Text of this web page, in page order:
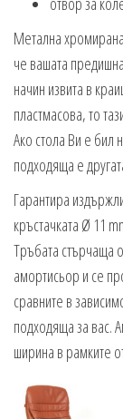
Метална
че вашата
начин извита в
пластмасова, то
Ако стола Ви е бил
подходяща е
Гарантира
кръстачката Ø 11
Тръбата стърчаща
амортисьор и се
сравните в
подходяща за вас.
ширина в рамките